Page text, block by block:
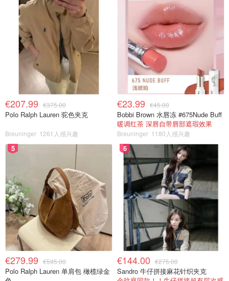
€207.99 €375.00
Polo Ralph Lauren 驼色夹克
Breuninger 1261人感兴趣
€23.99 €45.00
Bobbi Brown 水唇冻 #675Nude Buff
暖调红茶 深唇自带唇部遮瑕效果
Breuninger 1180人感兴趣
5
€279.99 €595.00
Polo Ralph Lauren 单肩包 橄榄绿金
6
€144.00 €275.00
Sandro 牛仔拼接麻花针织夹克